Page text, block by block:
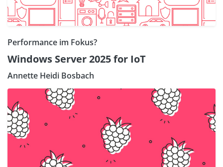
Performance im Fokus?
Windows Server 2025 for IoT
Annette Heidi Bosbach